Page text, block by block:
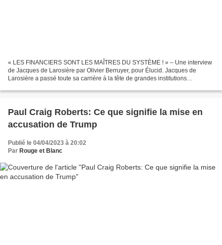
« LES FINANCIERS SONT LES MAÎTRES DU SYSTÈME ! » – Une interview
de Jacques de Larosière par Olivier Berruyer, pour Élucid. Jacques de
Larosière a passé toute sa carrière à la tête de grandes institutions
Paul Craig Roberts: Ce que signifie la mise en
accusation de Trump
Publié le 04/04/2023 à 20:02
Par Rouge et Blanc